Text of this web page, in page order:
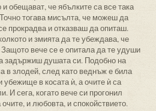
обещават, че ябълките са все така
тогава мисълта, че можеш да
прокрадва и отказваш да опиташ.
и змията да те убеждава, че
вече се е опитала да те удуши
задържиш душата си. Подобно на
в злодей, след като веднъж е била
в косата ѝ, а очите ѝ са
И сега, когато вече си прогонил
и любовта, и спокойствието.